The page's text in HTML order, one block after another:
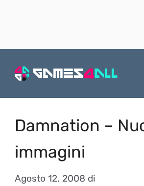
Damnation –
immagini
Agosto 12, 2008 di